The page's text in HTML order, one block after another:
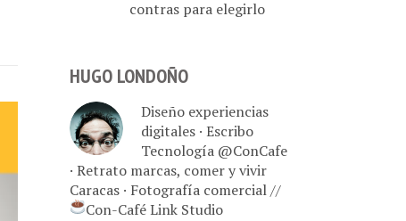
contras para elegirlo
HUGO LONDOÑO
Diseño experiencias
digitales · Escribo
Tecnología @ConCafe
· Retrato marcas, comer y vivir
Caracas · Fotografía comercial //
Con-Café Link Studio